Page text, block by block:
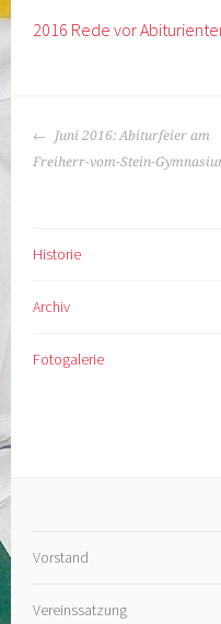
2016 Rede vor
BEITRAGS-
NAVIGATION
Juni 2016: Abiturfeier am
Freiherr-vom-Stein-
Historie
Archiv
Fotogalerie
Vorstand
Vereinssatzung